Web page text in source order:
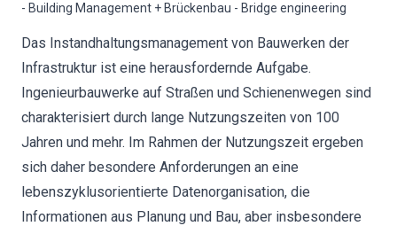
- Building Management + Brückenbau - Bridge engineering
Das Instandhaltungsmanagement von Bauwerken der
Infrastruktur ist eine herausfordernde Aufgabe.
Ingenieurbauwerke auf Straßen und Schienenwegen sind
charakterisiert durch lange Nutzungszeiten von 100
Jahren und mehr. Im Rahmen der Nutzungszeit ergeben
sich daher besondere Anforderungen an eine
lebenszyklusorientierte Datenorganisation, die
Informationen aus Planung und Bau, aber insbesondere